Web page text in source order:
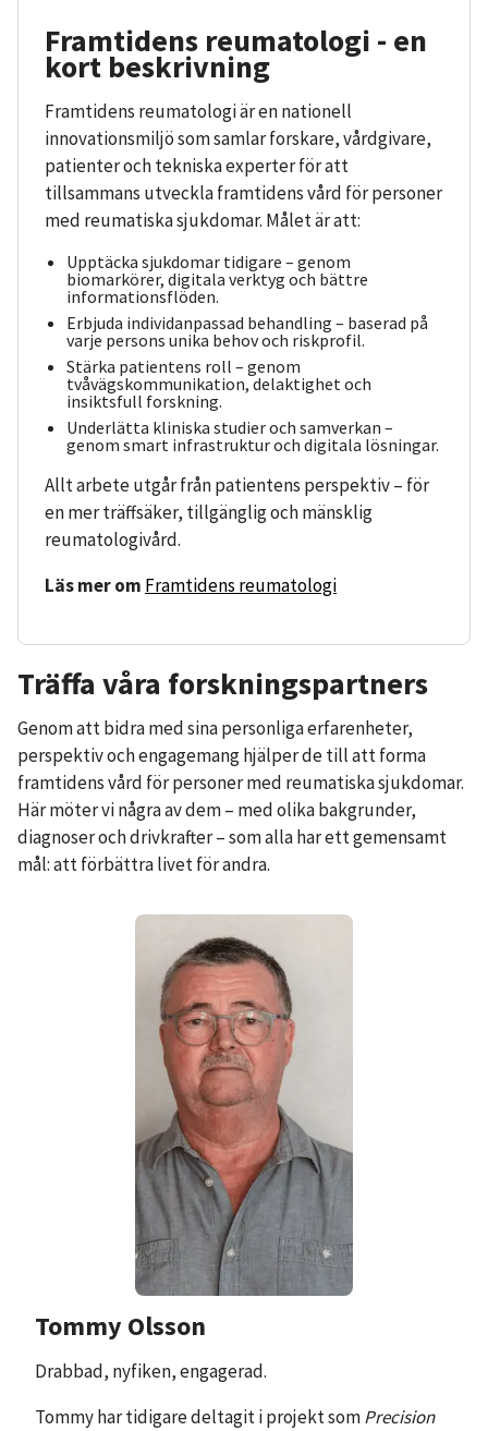
Framtidens reumatologi - en
kort beskrivning
Framtidens reumatologi är en nationell
innovationsmiljö som samlar forskare, vårdgivare,
patienter och tekniska experter för att
tillsammans utveckla framtidens vård för personer
med reumatiska sjukdomar. Målet är att:
Upptäcka sjukdomar tidigare – genom
biomarkörer, digitala verktyg och bättre
informationsflöden.
Erbjuda individanpassad behandling – baserad på
varje persons unika behov och riskprofil.
Stärka patientens roll – genom
tvåvägskommunikation, delaktighet och
insiktsfull forskning.
Underlätta kliniska studier och samverkan –
genom smart infrastruktur och digitala lösningar.
Allt arbete utgår från patientens perspektiv – för
en mer träffsäker, tillgänglig och mänsklig
reumatologivård.
Läs mer om Framtidens reumatologi
Träffa våra forskningspartners
Genom att bidra med sina personliga erfarenheter,
perspektiv och engagemang hjälper de till att forma
framtidens vård för personer med reumatiska sjukdomar.
Här möter vi några av dem – med olika bakgrunder,
diagnoser och drivkrafter – som alla har ett gemensamt
mål: att förbättra livet för andra.
Tommy Olsson
Drabbad, nyfiken, engagerad.
Tommy har tidigare deltagit i projekt somPrecision